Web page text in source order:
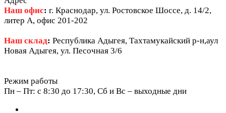
Наш офис: г. Краснодар, ул. Ростовское Шоссе, д. 14/2,
литер А, офис 201-202
Наш склад: Республика Адыгея, Тахтамукайский р-н,аул
Новая Адыгея, ул. Песочная 3/6
Режим работы
Пн – Пт: c 8:30 до 17:30, Сб и Вс – выходные дни